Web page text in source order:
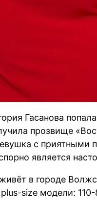
Гасанова
прозвище
с
является
в городе
size модели: 110-